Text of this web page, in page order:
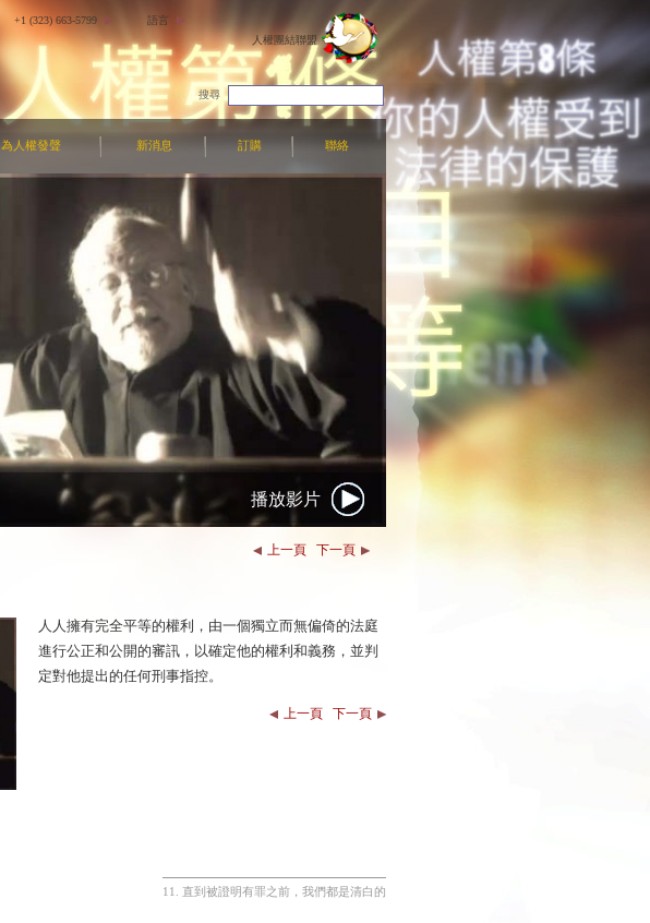
+1 (323) 663-5799
語言
人權團結聯盟
搜尋
為人權發聲 新消息 訂購 聯絡
播放影片
上一頁 下一頁
人人擁有完全平等的權利，由一個獨立而無偏倚的法庭
進行公正和公開的審訊，以確定他的權利和義務，並判
定對他提出的任何刑事指控。
上一頁 下一頁
11. 直到被證明有罪之前，我們都是清白的